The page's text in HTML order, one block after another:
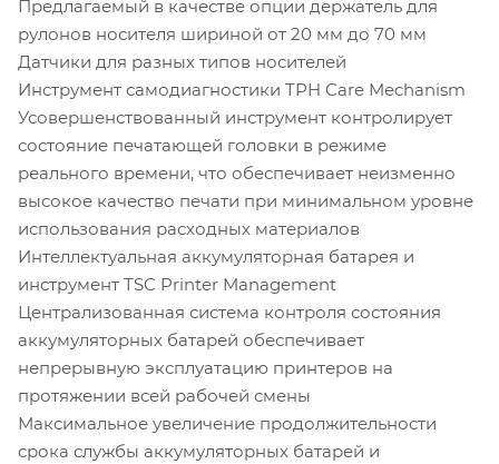
Предлагаемый в качестве опции держатель для
рулонов носителя шириной от 20 мм до 70 мм
Датчики для разных типов носителей
Инструмент самодиагностики TPH Care Mechanism
Усовершенствованный инструмент контролирует
состояние печатающей головки в режиме
реального времени, что обеспечивает неизменно
высокое качество печати при минимальном уровне
использования расходных материалов
Интеллектуальная аккумуляторная батарея и
инструмент TSC Printer Management
Централизованная система контроля состояния
аккумуляторных батарей обеспечивает
непрерывную эксплуатацию принтеров на
протяжении всей рабочей смены
Максимальное увеличение продолжительности
срока службы аккумуляторных батарей и